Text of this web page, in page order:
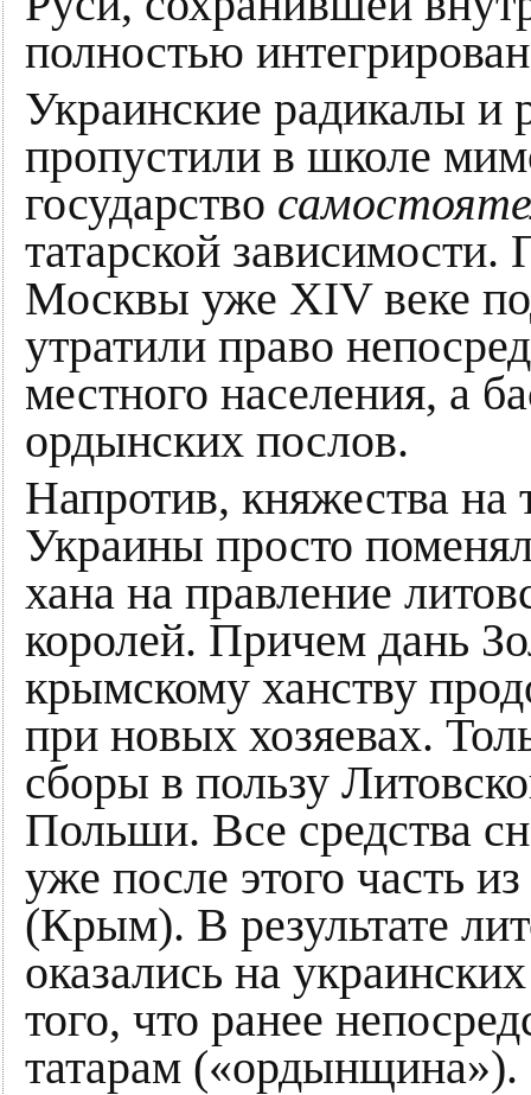
полностью
Украинские радикалы и
пропустили в школе
государство
татарской
Москвы уже XIV веке
утратили право
местного населения, а
ордынских послов.
Напротив, княжества на
Украины просто
хана на правление
королей. Причем дань
крымскому ханству
при новых хозяевах.
сборы в пользу
Польши. Все средства
уже после этого часть
(Крым). В результате
оказались на
того, что ранее
татарам («ордынщина»).